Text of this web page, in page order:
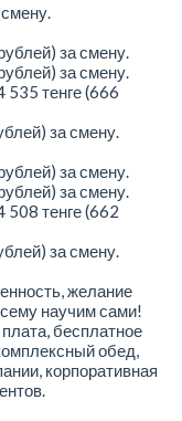
за смену.
за смену.
535 тенге (666
за смену.
за смену.
за смену.
508 тенге (662
за смену.
желание
научим сами!
бесплатное
обед,
корпоративная